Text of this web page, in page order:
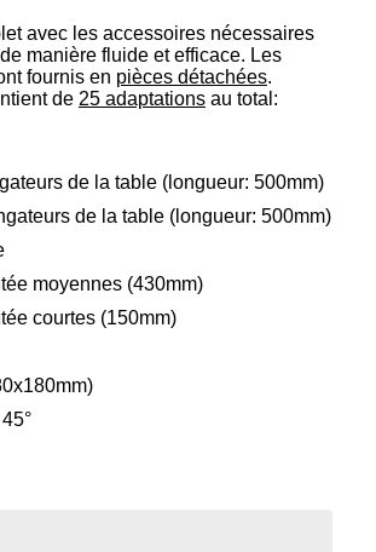
€599,00.
avec les accessoires nécessaires
manière fluide et efficace. Les
fournis en pièces détachées.
de 25 adaptations au total:
de la table (longueur: 500mm)
de la table (longueur: 500mm)
moyennes (430mm)
courtes (150mm)